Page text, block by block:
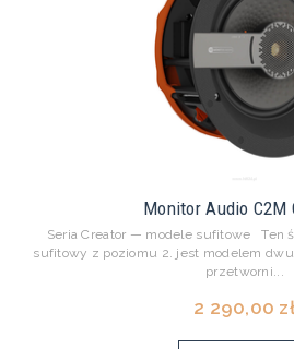
Monitor Audio C2M
Seria Creator — modele sufitowe Ten
sufitowy z poziomu 2. jest modelem
przetworni...
2 290,00